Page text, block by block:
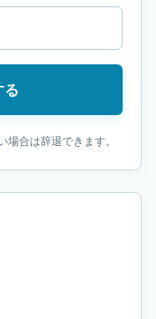
る
合は辞退できます。